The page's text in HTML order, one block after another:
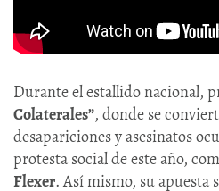
Durante el estallido nacional,
Colaterales”, donde se
desapariciones y asesinatos
protesta social de este año,
Flexer. Así mismo, su apuesta